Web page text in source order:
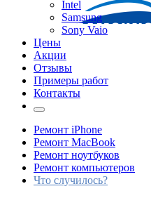
Intel
Samsung
Sony Vaio
Цены
Акции
Отзывы
Примеры работ
Контакты
Ремонт iPhone
Ремонт MacBook
Ремонт ноутбуков
Ремонт компьютеров
Что случилось?